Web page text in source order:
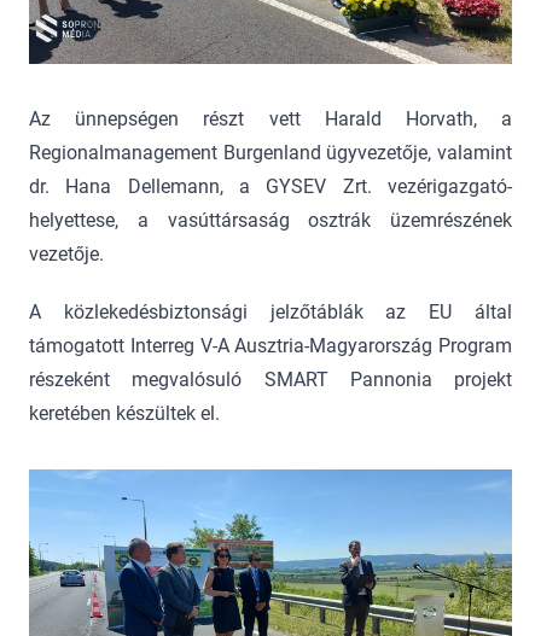
Az ünnepségen részt vett Harald Horvath, a
Regionalmanagement Burgenland ügyvezetője, valamint
dr. Hana Dellemann, a GYSEV Zrt. vezérigazgató-
helyettese, a vasúttársaság osztrák üzemrészének
vezetője.
A közlekedésbiztonsági jelzőtáblák az EU által
támogatott Interreg V-A Ausztria-Magyarország Program
részeként megvalósuló SMART Pannonia projekt
keretében készültek el.